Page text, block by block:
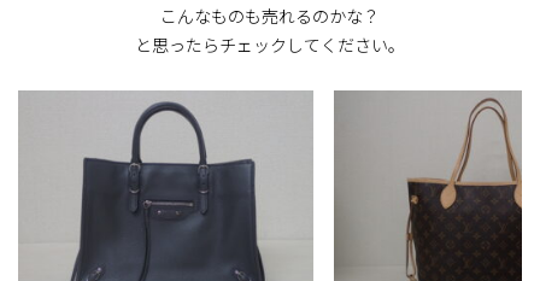
こんなものも売れるのかな？
と思ったらチェックしてください。